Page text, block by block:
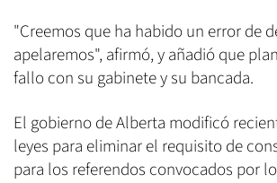
"Creemos que ha habido un error de
apelaremos", afirmó, y añadió que
fallo con su gabinete y su bancada.
El gobierno de Alberta modificó
leyes para eliminar el requisito de
para los referendos convocados por